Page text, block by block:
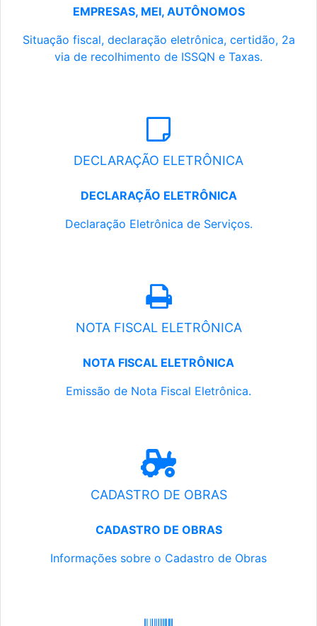
EMPRESAS, MEI, AUTÔNOMOS
Situação fiscal, declaração eletrônica, certidão, 2a
via de recolhimento de ISSQN e Taxas.
DECLARAÇÃO ELETRÔNICA
DECLARAÇÃO ELETRÔNICA
Declaração Eletrônica de Serviços.
NOTA FISCAL ELETRÔNICA
NOTA FISCAL ELETRÔNICA
Emissão de Nota Fiscal Eletrônica.
CADASTRO DE OBRAS
CADASTRO DE OBRAS
Informações sobre o Cadastro de Obras